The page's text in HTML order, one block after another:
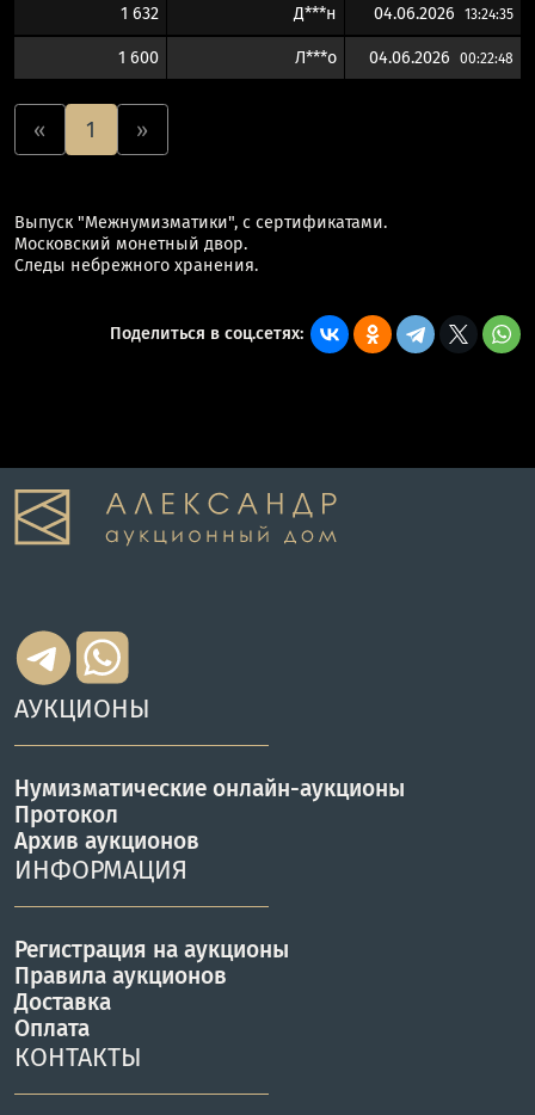
1 632 Д***н 04.06.2026 13:24:35
1 600 Л***о 04.06.2026 00:22:48
« 1 »
Выпуск "Межнумизматики", с сертификатами.
Московский монетный двор.
Следы небрежного хранения.
Поделиться в соц.сетях:
АУКЦИОНЫ
Нумизматические онлайн-аукционы
Протокол
Архив аукционов
ИНФОРМАЦИЯ
Регистрация на аукционы
Правила аукционов
Доставка
Оплата
КОНТАКТЫ